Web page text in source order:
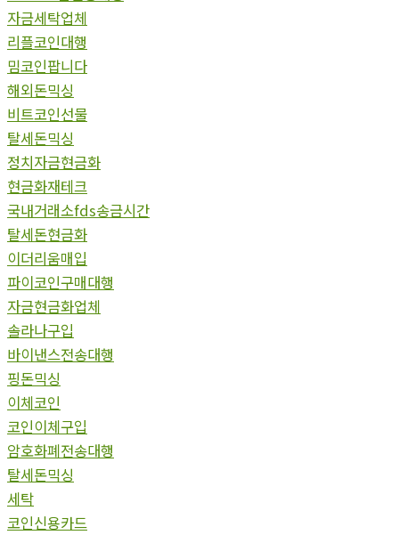
자금세탁업체
리플코인대행
밈코인팝니다
해외돈믹싱
비트코인선물
탈세돈믹싱
정치자금현금화
현금화재테크
국내거래소fds송금시간
탈세돈현금화
이더리움매입
파이코인구매대행
자금현금화업체
솔라나구입
바이낸스전송대행
핑돈믹싱
이체코인
코인이체구입
암호화폐전송대행
탈세돈믹싱
세탁
코인신용카드